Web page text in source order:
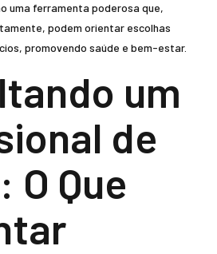
uma ferramenta poderosa que,
podem orientar escolhas
promovendo saúde e bem-estar.
um
de
O Que